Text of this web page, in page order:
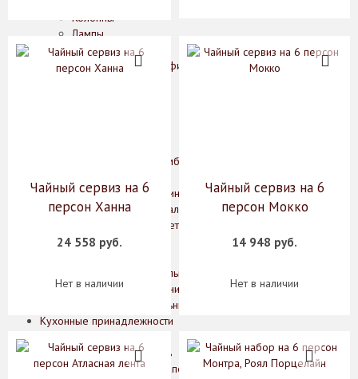
Колонны
Лампы
Подсвечники
Рамки для фотографий
Комоды, шкафы, тумбы
Кофейные столики, интерьерные подставки
Обеденные и журнальные столы
Стулья, кресла, банкетки
Освещение
Классические светильники
Подвесные светильники
Потолочные светильники
Кухонные принадлежности
Нержавеющая сталь
Блюда для запекания
Чайный сервиз на 6
персон Ханна
24 558 руб.
Нет в наличии
Чайный сервиз на 6
персон Мокко
14 948 руб.
Нет в наличии